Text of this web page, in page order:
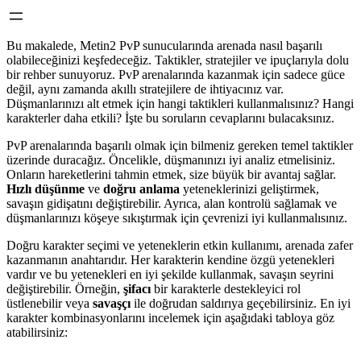
Bu makalede, Metin2 PvP sunucularında arenada nasıl başarılı
olabileceğinizi keşfedeceğiz. Taktikler, stratejiler ve ipuçlarıyla dolu
bir rehber sunuyoruz. PvP arenalarında kazanmak için sadece güce
değil, aynı zamanda akıllı stratejilere de ihtiyacınız var.
Düşmanlarınızı alt etmek için hangi taktikleri kullanmalısınız? Hangi
karakterler daha etkili? İşte bu soruların cevaplarını bulacaksınız.
PvP arenalarında başarılı olmak için bilmeniz gereken temel taktikler
üzerinde duracağız. Öncelikle, düşmanınızı iyi analiz etmelisiniz.
Onların hareketlerini tahmin etmek, size büyük bir avantaj sağlar.
Hızlı düşünme ve doğru anlama yeteneklerinizi geliştirmek,
savaşın gidişatını değiştirebilir. Ayrıca, alan kontrolü sağlamak ve
düşmanlarınızı köşeye sıkıştırmak için çevrenizi iyi kullanmalısınız.
Doğru karakter seçimi ve yeteneklerin etkin kullanımı, arenada zafer
kazanmanın anahtarıdır. Her karakterin kendine özgü yetenekleri
vardır ve bu yetenekleri en iyi şekilde kullanmak, savaşın seyrini
değiştirebilir. Örneğin, şifacı bir karakterle destekleyici rol
üstlenebilir veya savaşçı ile doğrudan saldırıya geçebilirsiniz. En iyi
karakter kombinasyonlarını incelemek için aşağıdaki tabloya göz
atabilirsiniz: